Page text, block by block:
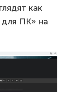
как
для ПК» на